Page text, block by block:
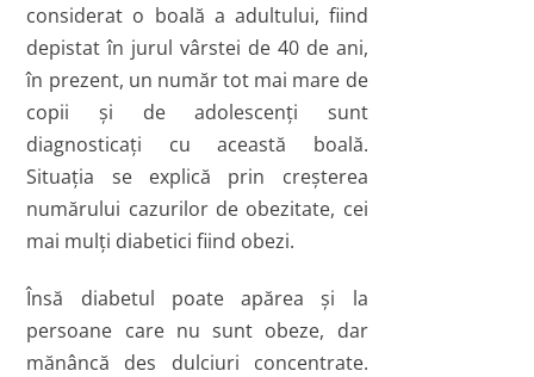
considerat o boală a adultului, fiind
depistat în jurul vârstei de 40 de ani,
în prezent, un număr tot mai mare de
copii şi de adolescenţi sunt
diagnosticaţi cu această boală.
Situaţia se explică prin creşterea
numărului cazurilor de obezitate, cei
mai mulţi diabetici fiind obezi.
Însă diabetul poate apărea şi la
persoane care nu sunt obeze, dar
mănâncă des dulciuri concentrate.